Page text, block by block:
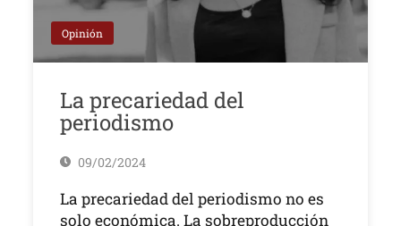
Opinión
La precariedad del
periodismo
09/02/2024
La precariedad del periodismo no es
solo económica. La sobreproducción